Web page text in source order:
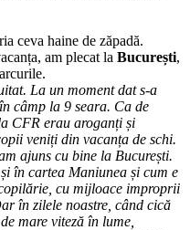
ceva haine de zăpadă.
am plecat la București,
La un moment dat s-a
câmp la 9 seara. Ca de
CFR erau aroganți și
veniți din vacanța de schi.
ajuns cu bine la București.
în cartea Maniunea și cum e
cu mijloace improprii
în zilele noastre, când cică
mare viteză în lume,